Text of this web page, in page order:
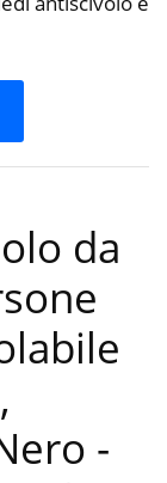
da
-